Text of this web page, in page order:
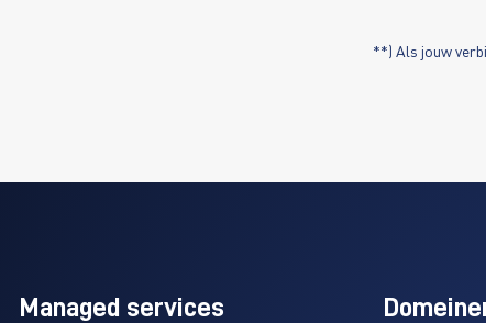
**) Als jouw
Managed services